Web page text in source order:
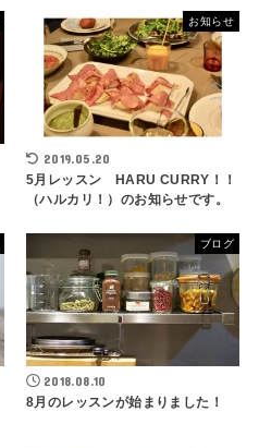
お知らせ
2019.05.20
5月レッスン HARU CURRY！！
（ハルカリ！）のお知らせです。
ブログ
2018.08.10
8月のレッスンが始まりました！